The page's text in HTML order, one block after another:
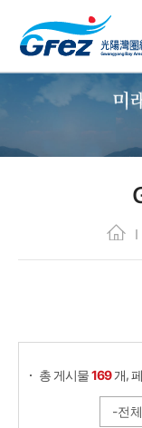
총 게시물169 개,